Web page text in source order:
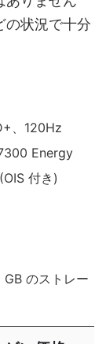
の状況で十分
、120Hz
Energy
付き)
のストレー